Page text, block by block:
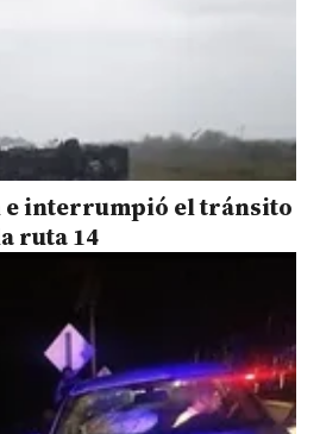
e interrumpió el tránsito
ruta 14